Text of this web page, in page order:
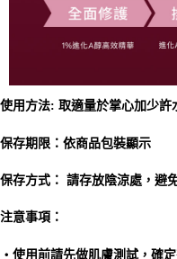
使用方法: 取適量於掌心加少許
保存期限：依商品包裝顯示
保存方式： 請存放陰涼處，避
注意事項：
‧使用前請先做肌膚測試，確